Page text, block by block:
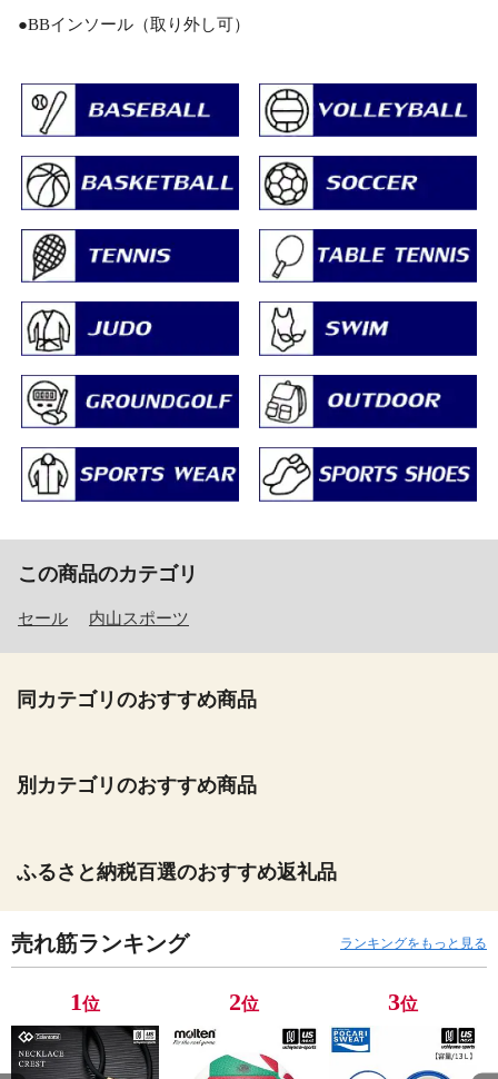
●BBインソール（取り外し可）
この商品のカテゴリ
セール 内山スポーツ
同カテゴリのおすすめ商品
別カテゴリのおすすめ商品
ふるさと納税百選のおすすめ返礼品
売れ筋ランキング ランキングをもっと見る
1位 2位 3位